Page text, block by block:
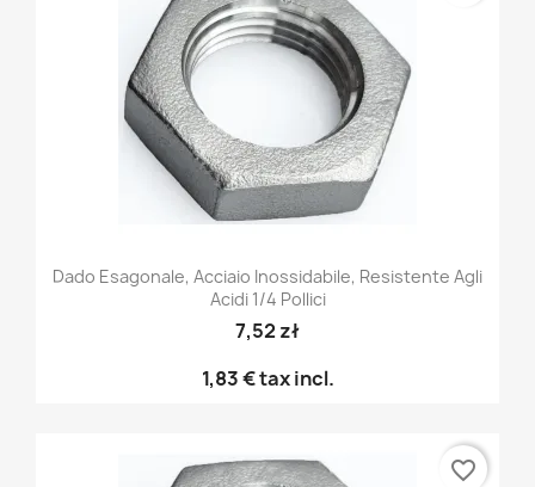
Dado Esagonale, Acciaio Inossidabile, Resistente Agli
Acidi 1/4 Pollici
7,52 zł
1,83 €tax incl.
favorite_border